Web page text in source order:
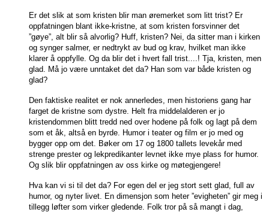
Er det slik at som kristen blir man øremerket som litt trist? Er
oppfatningen blant ikke-kristne, at som kristen forsvinner det
”gøye”, alt blir så alvorlig? Huff, kristen? Nei, da sitter man i kirken
og synger salmer, er nedtrykt av bud og krav, hvilket man ikke
klarer å oppfylle. Og da blir det i hvert fall trist....! Tja, kristen, men
glad. Må jo være unntaket det da? Han som var både kristen og
glad?
Den faktiske realitet er nok annerledes, men historiens gang har
farget de kristne som dystre. Helt fra middelalderen er jo
kristendommen blitt tredd ned over hodene på folk og lagt på dem
som et åk, altså en byrde. Humor i teater og film er jo med og
bygger opp om det. Bøker om 17 og 1800 tallets levekår med
strenge prester og lekpredikanter levnet ikke mye plass for humor.
Og slik blir oppfatningen av oss kirke og møtegjengere!
Hva kan vi si til det da? For egen del er jeg stort sett glad, full av
humor, og nyter livet. En dimensjon som heter ”evigheten” gir meg i
tillegg løfter som virker gledende. Folk tror på så mangt i dag,